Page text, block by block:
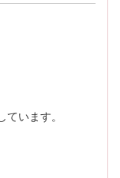
います。